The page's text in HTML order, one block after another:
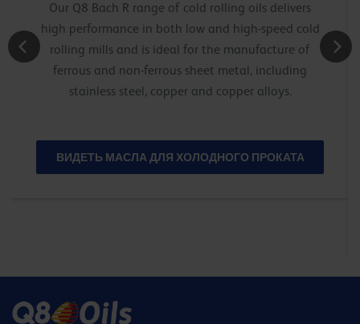
Our Q8 Bach R range of cold rolling oils delivers
high performance in both low and high-speed cold
rolling mills and is ideal for the manufacture of
ferrous and non-ferrous sheet metal, including
stainless steel, copper and copper alloys.
ВИДЕТЬ МАСЛА ДЛЯ ХОЛОДНОГО ПРОКАТА